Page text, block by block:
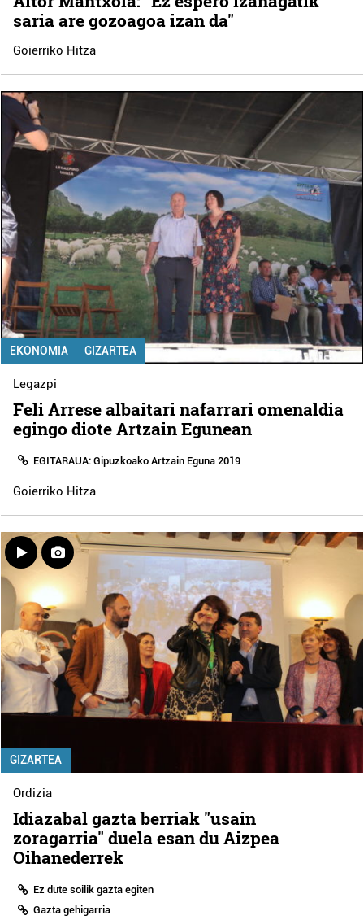
saria are gozoagoa izan da"
Goierriko Hitza
EKONOMIA GIZARTEA
Legazpi
Feli Arrese albaitari nafarrari omenaldia
egingo diote Artzain Egunean
EGITARAUA: Gipuzkoako Artzain Eguna 2019
Goierriko Hitza
GIZARTEA
Ordizia
Idiazabal gazta berriak "usain
zoragarria" duela esan du Aizpea
Oihanederrek
Ez dute soilik gazta egiten
Gazta gehigarria